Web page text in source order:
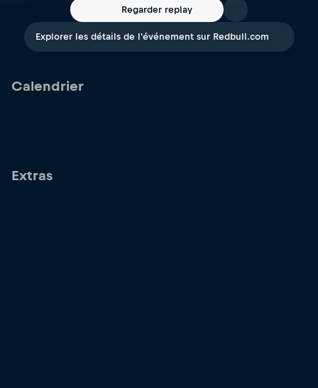
monde. Seuls quelques pilotes atteindront la mythique ligne d'arrivée.
Regarder replay
Explorer les détails de l'événement sur Redbull.com
Calendrier
Extras